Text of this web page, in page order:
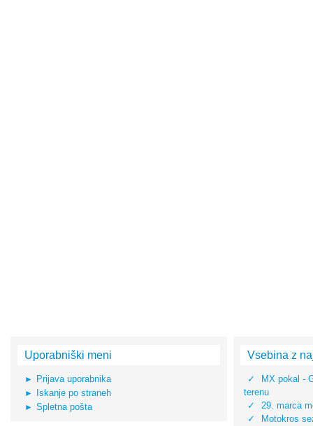
Uporabniški meni
Prijava uporabnika
Iskanje po straneh
Spletna pošta
Vsebina z
MX pokal -
terenu
29. marca
Motokros